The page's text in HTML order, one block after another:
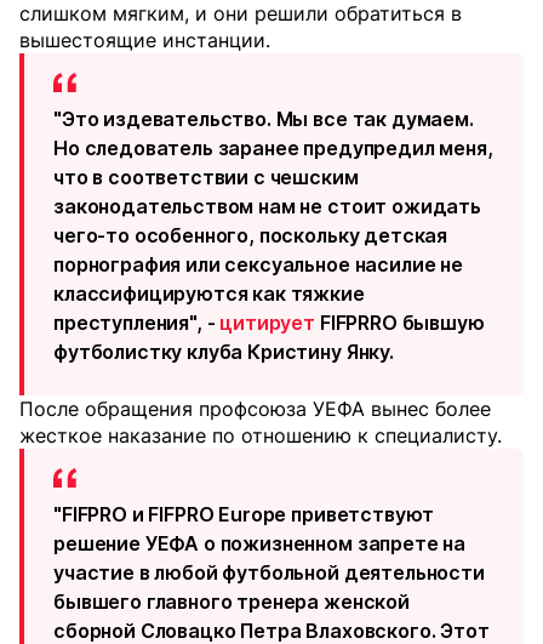
слишком мягким, и они решили обратиться в
вышестоящие инстанции.
"Это издевательство. Мы все так думаем.
Но следователь заранее предупредил меня,
что в соответствии с чешским
законодательством нам не стоит ожидать
чего-то особенного, поскольку детская
порнография или сексуальное насилие не
классифицируются как тяжкие
преступления", - цитирует FIFPRRO бывшую
футболистку клуба Кристину Янку.
После обращения профсоюза УЕФА вынес более
жесткое наказание по отношению к специалисту.
"FIFPRO и FIFPRO Europe приветствуют
решение УЕФА о пожизненном запрете на
участие в любой футбольной деятельности
бывшего главного тренера женской
сборной Словацко Петра Влаховского. Этот